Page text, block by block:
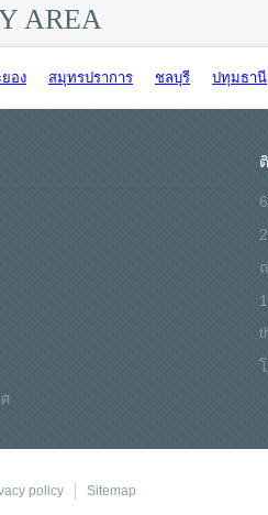
AREA
ยอง สมุทรปราการ ชลบุรี ปทุมธานี
policy Sitemap